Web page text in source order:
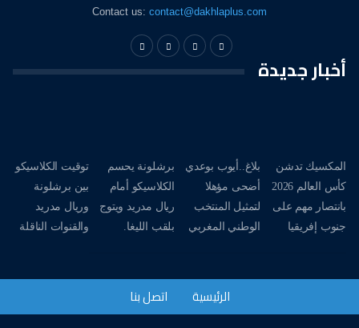
Contact us: contact@dakhlaplus.com
أخبار جديدة
المكسيك تدشن
كأس العالم 2026
بانتصار مهم على
جنوب إفريقيا
بلاغ..أيوب بوعدي
أضحى مؤهلا
لتمثيل المنتخب
الوطني المغربي
برشلونة يحسم
الكلاسيكو أمام
ريال مدريد ويتوج
بلقب الليغا.
توقيت الكلاسيكو
بين برشلونة
وريال مدريد
والقنوات الناقلة
الرئيسية اتصل بنا